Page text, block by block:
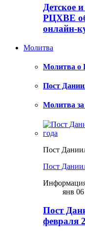
Детское
РЦХВЕ
онлайн-
Молитва
Молитва о
Пост
Молитва
Пост
Пост
янв
Пост
февраля